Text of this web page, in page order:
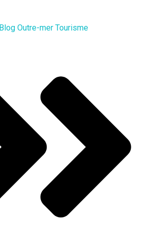
Blog Outre-mer Tourisme